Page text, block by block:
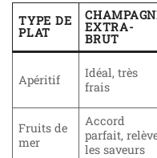
TYPE DE
PLAT EXTRA-
BRUT
Apéritif
Idéal, très
frais
Fruits de
mer
Accord
parfait,
les saveurs